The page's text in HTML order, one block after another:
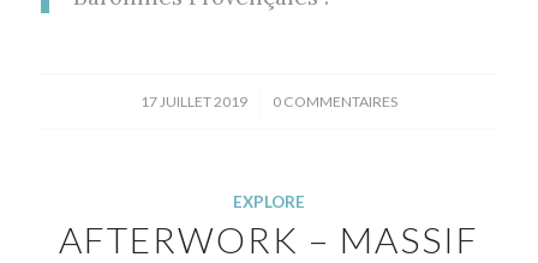
17 JUILLET 2019
/ 0 COMMENTAIRES
EXPLORE
AFTERWORK – MASSIF